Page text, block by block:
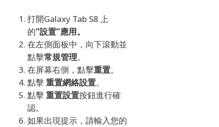
打開Galaxy Tab S8 上
的“設置”應用。
在左側面板中，向下滾動並
點擊常規管理。
在屏幕右側，點擊重置。
點擊重置網絡設置。
點擊重置設置按鈕進行確
認。
如果出現提示，請輸入您的